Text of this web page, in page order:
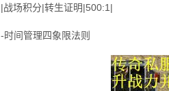
|战场积分|转生证明|500:1|
-时间管理四象限法则